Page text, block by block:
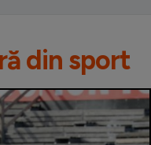
din sport